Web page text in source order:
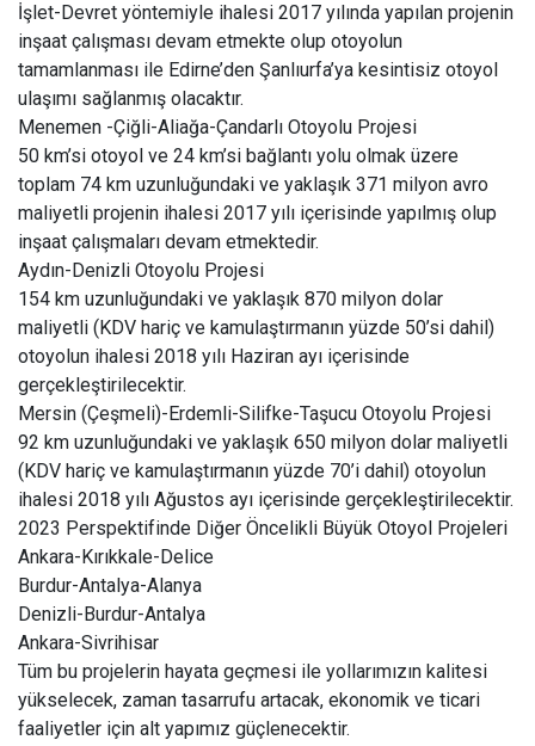
İşlet-Devret yöntemiyle ihalesi 2017 yılında yapılan projenin
inşaat çalışması devam etmekte olup otoyolun
tamamlanması ile Edirne’den Şanlıurfa’ya kesintisiz otoyol
ulaşımı sağlanmış olacaktır.
Menemen -Çiğli-Aliağa-Çandarlı Otoyolu Projesi
50 km’si otoyol ve 24 km’si bağlantı yolu olmak üzere
toplam 74 km uzunluğundaki ve yaklaşık 371 milyon avro
maliyetli projenin ihalesi 2017 yılı içerisinde yapılmış olup
inşaat çalışmaları devam etmektedir.
Aydın-Denizli Otoyolu Projesi
154 km uzunluğundaki ve yaklaşık 870 milyon dolar
maliyetli (KDV hariç ve kamulaştırmanın yüzde 50’si dahil)
otoyolun ihalesi 2018 yılı Haziran ayı içerisinde
gerçekleştirilecektir.
Mersin (Çeşmeli)-Erdemli-Silifke-Taşucu Otoyolu Projesi
92 km uzunluğundaki ve yaklaşık 650 milyon dolar maliyetli
(KDV hariç ve kamulaştırmanın yüzde 70’i dahil) otoyolun
ihalesi 2018 yılı Ağustos ayı içerisinde gerçekleştirilecektir.
2023 Perspektifinde Diğer Öncelikli Büyük Otoyol Projeleri
Ankara-Kırıkkale-Delice
Burdur-Antalya-Alanya
Denizli-Burdur-Antalya
Ankara-Sivrihisar
Tüm bu projelerin hayata geçmesi ile yollarımızın kalitesi
yükselecek, zaman tasarrufu artacak, ekonomik ve ticari
faaliyetler için alt yapımız güçlenecektir.